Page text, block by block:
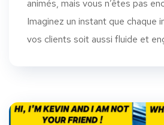
animés, mais vous n’êtes pas
Imaginez un instant que chaque
vos clients soit aussi fluide et